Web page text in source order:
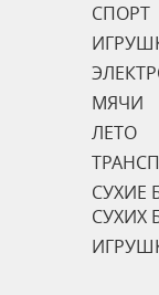
СПОРТ
МЯЧИ
ЛЕТО
СУХИЕ
СУХИХ